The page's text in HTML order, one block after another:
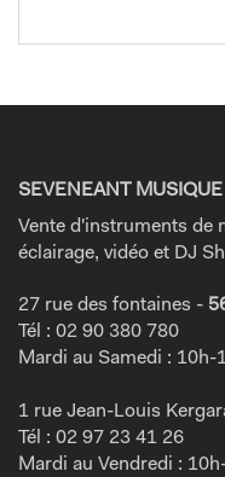
SEVENEANT MUSIQUE
Vente d'instruments de
éclairage, vidéo et DJ
27 rue des fontaines -
Tél : 02 90 380 780
Mardi au Samedi : 10h-
1 rue Jean-Louis
Tél : 02 97 23 41 26
Mardi au Vendredi :